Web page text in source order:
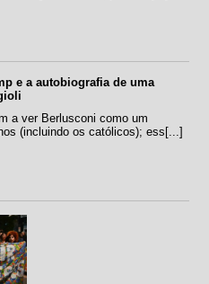
e a autobiografia de uma
a ver Berlusconi como um
(incluindo os católicos); ess[...]